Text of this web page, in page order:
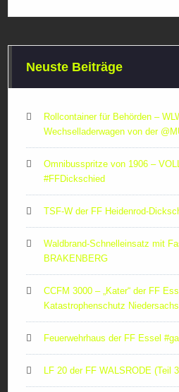
Neuste Beiträge
Rollcontainer für Behörden –
Wechselladerwagen von der
Omnibusspritze von 1906 –
#FFDickschied
TSF-W der FF Heidenrod-
Waldbrand-Schnelleinsatz mit
BRAKENBERG
CCFM 3000 – „Kater“ der FF
Katastrophenschutz
Feuerwehrhaus der FF Essel
LF 20 der FF WALSRODE (Teil